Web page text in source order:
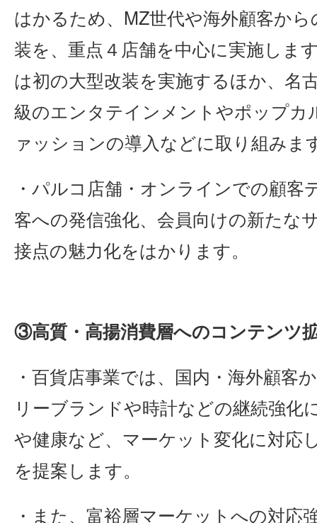
はかるため、MZ世代や海外顧客か
装を、重点４店舗を中心に実施しま
は初の大型改装を実施するほか、名
級のエンタテインメントやポップカ
ァッションの導入などに取り組みま
・パルコ店舗・オンラインでの顧客
客への発信強化、会員向けの新たな
接点の魅力化をはかります。
③高質・高揚消費層へのコンテンツ
・百貨店事業では、国内・海外顧客
リーブランドや時計などの継続強化
や健康など、マーケット変化に対応
を提案します。
・また、富裕層マーケットへの対応